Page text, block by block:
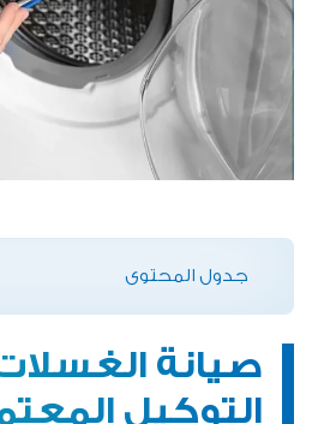
جدول المحتوى
صيانة
التوكيل